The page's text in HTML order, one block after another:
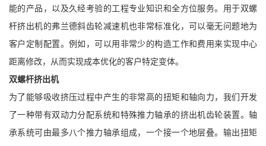
能的产品，以及久经考验的工程专业知识和全方位服务。用于双螺
杆挤出机的弗兰德斜齿轮减速机也非常标准化，可以毫无问题地为
客户定制配置。例如，可以用非常少的构造工作和费用来实现中心
距离修改，从而实现成本优化的客户特定变体。
双螺杆挤出机
为了能够吸收挤压过程中产生的非常高的扭矩和轴向力，我们开发
了一种带有双动力分配系统和特殊推力轴承的挤出机齿轮装置。轴
承系统可由最多八个推力轴承组成，一个接一个地层叠。输出扭矩